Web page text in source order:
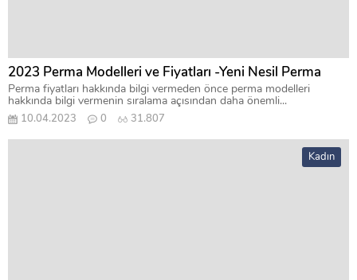
2023 Perma Modelleri ve Fiyatları -Yeni Nesil Perma
Perma fiyatları hakkında bilgi vermeden önce perma modelleri
hakkında bilgi vermenin sıralama açısından daha önemli...
10.04.2023 0 31.807
Kadın